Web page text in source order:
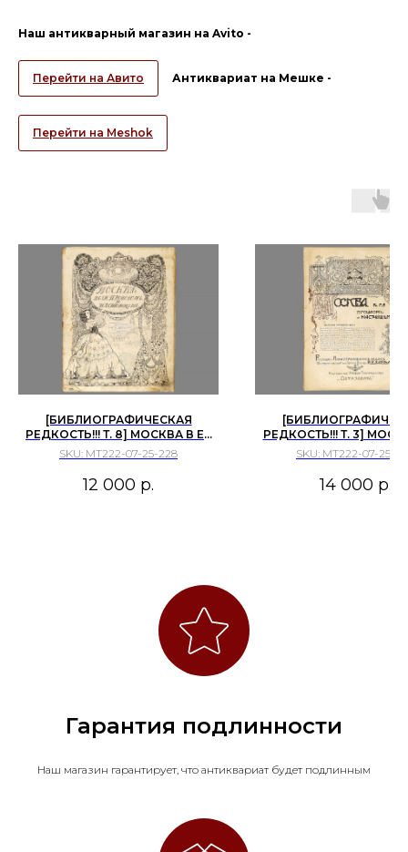
Наш антикварный магазин на Avito -
Перейти на Авито Антиквариат на Мешке -
Перейти на Meshok
[БИБЛИОГРАФИЧЕСКАЯ
РЕДКОСТЬ!!! Т. 8] МОСКВА В ЕЁ
ПРОШЛОМ И НАСТОЯЩЕМ
SKU: МТ222-07-25-228
12 000 р.
РЕДКОСТЬ!!! Т. 3]
ПРОШЛОМ И
SKU: МТ222-07-25-
14 000 р.
Гарантия подлинности
Наш магазин гарантирует, что антиквариат будет подлинным